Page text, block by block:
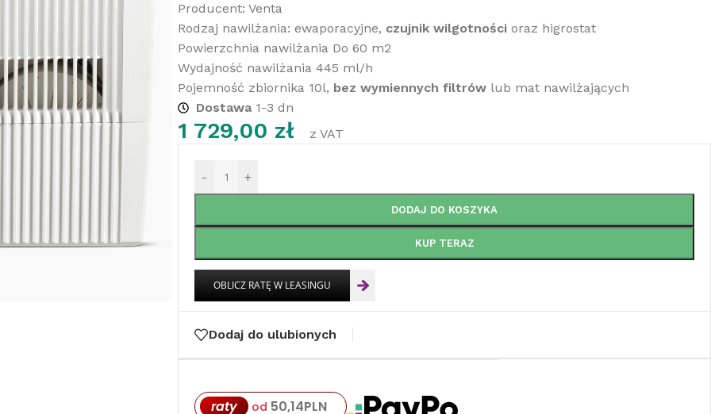
Producent: Venta
Rodzaj nawilżania: ewaporacyjne, czujnik wilgotności oraz higrostat
Powierzchnia nawilżania Do 60 m2
Wydajność nawilżania 445 ml/h
Pojemność zbiornika 10l, bez wymiennych filtrów lub mat nawilżających
Dostawa1-3 dn
1 729,00 zł z VAT
- +
DODAJ DO KOSZYKA
KUP TERAZ
Dodaj do ulubionych
raty od 50,14PLN